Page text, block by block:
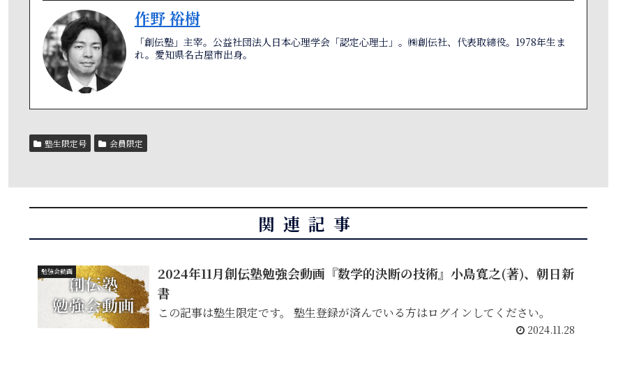
作野 裕樹
「創伝塾」主宰。公益社団法人日本心理学会「認定心理士」。㈱創伝社、代表取締役。1978年生ま
れ。愛知県名古屋市出身。
塾生限定号 会員限定
関連記事
勉強会動画
2024年11月創伝塾勉強会動画『数学的決断の技術』小島寛之(著)、朝日新
書
この記事は塾生限定です。 塾生登録が済んでいる方はログインしてください。
2024.11.28